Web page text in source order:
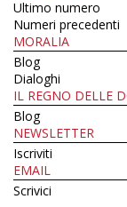
Ultimo numero
Numeri precedenti
MORALIA
Blog
Dialoghi
IL REGNO DELLE
Blog
NEWSLETTER
Iscriviti
EMAIL
Scrivici